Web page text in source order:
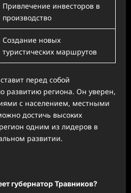
Привлечение инвесторов в
производство
Создание новых
туристических маршрутов
перед собой
развитию региона. Он уверен,
с населением, местными
достичь высоких
одним из лидеров в
развитии.
губернатор Травников?